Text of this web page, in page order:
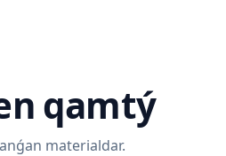
qamtý
materialdar.